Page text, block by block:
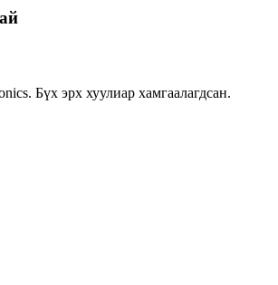
Бүх эрх хуулиар хамгаалагдсан.